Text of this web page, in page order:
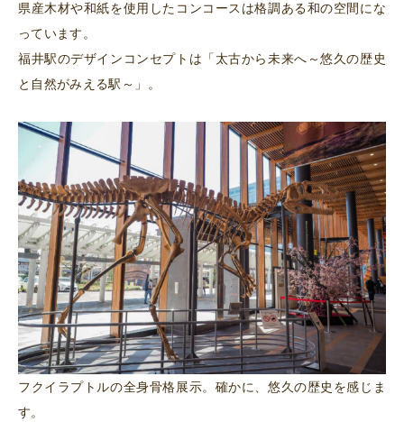
県産木材や和紙を使用したコンコースは格調ある和の空間にな
っています。
福井駅のデザインコンセプトは「太古から未来へ～悠久の歴史
と自然がみえる駅～」。
フクイラプトルの全身骨格展示。確かに、悠久の歴史を感じま
す。